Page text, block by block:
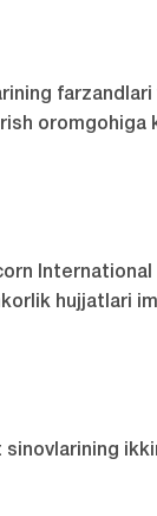
farzandlari
oromgohiga
hujjatlari